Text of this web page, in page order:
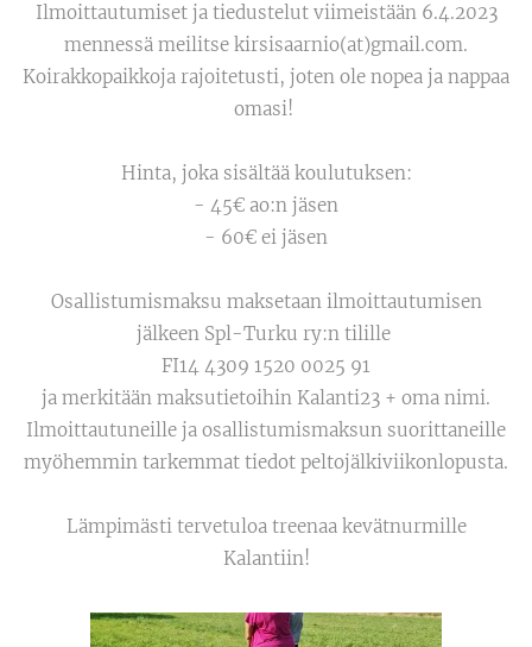
Ilmoittautumiset ja tiedustelut viimeistään 6.4.2023
mennessä meilitse kirsisaarnio(at)gmail.com.
Koirakkopaikkoja rajoitetusti, joten ole nopea ja nappaa
omasi!
Hinta, joka sisältää koulutuksen:
- 45€ ao:n jäsen
- 60€ ei jäsen
Osallistumismaksu maksetaan ilmoittautumisen
jälkeen Spl-Turku ry:n tilille
FI14 4309 1520 0025 91
ja merkitään maksutietoihin Kalanti23 + oma nimi.
Ilmoittautuneille ja osallistumismaksun suorittaneille
myöhemmin tarkemmat tiedot peltojälkiviikonlopusta.
Lämpimästi tervetuloa treenaa kevätnurmille
Kalantiin!